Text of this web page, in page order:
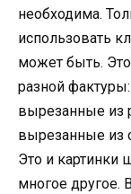
необходима.
использовать
может быть.
разной
вырезанные из
вырезанные из
Это и картинки
многое другое.